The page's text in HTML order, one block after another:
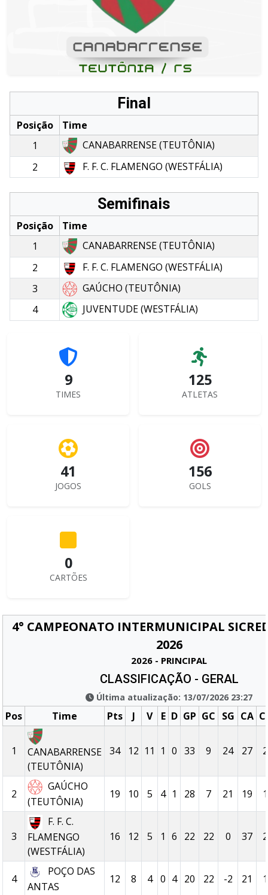
Final
Posição
Time
1
CANABARRENSE (TEUTÔNIA)
2
F. F. C. FLAMENGO (WESTFÁLIA)
Semifinais
Posição
Time
1
CANABARRENSE (TEUTÔNIA)
2
F. F. C. FLAMENGO (WESTFÁLIA)
3
GAÚCHO (TEUTÔNIA)
4
JUVENTUDE (WESTFÁLIA)
9
TIMES
125
ATLETAS
41
JOGOS
156
GOLS
0
CARTÕES
4° CAMPEONATO INTERMUNICIPAL
2026
2026 - PRINCIPAL
CLASSIFICAÇÃO - GERAL
Última atualização: 13/07/2026 23:27
Pos Time Pts J V E D GP GC SG CA
1
CANABARRENSE
(TEUTÔNIA)
34 12 11 1 0 33 9 24 27 2
2
GAÚCHO
(TEUTÔNIA)
19 10 5 4 1 28 7 21 19 1
3
F. F. C.
FLAMENGO
(WESTFÁLIA)
16 12 5 1 6 22 22 0 37 2
4
POÇO DAS
ANTAS
12 8 4 0 4 20 22 -2 21 1